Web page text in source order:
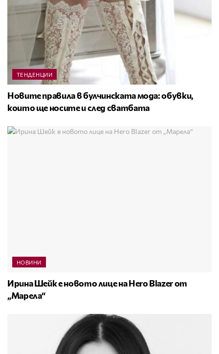
ТЕНДЕНЦИИ
Новите правила в булчинската мода: обувки,
които ще носите и след сватбата
НОВИНИ
Ирина Шейк е новото лице на Hero Blazer от
„Марела“